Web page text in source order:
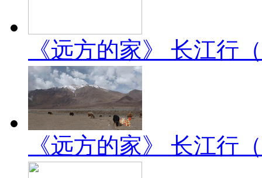
《远方的家》 长江行
《远方的家》 长江行